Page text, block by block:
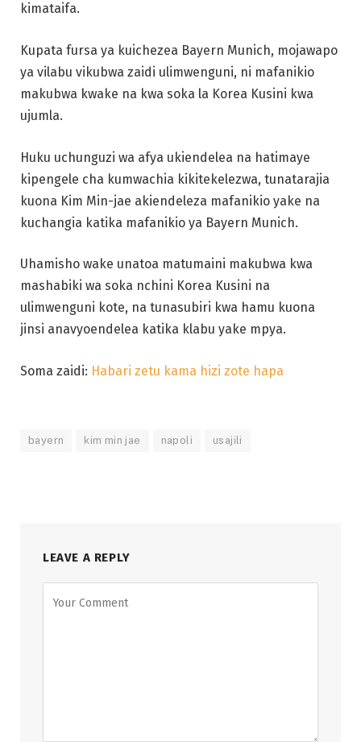
kimataifa.
Kupata fursa ya kuichezea Bayern Munich, mojawapo
ya vilabu vikubwa zaidi ulimwenguni, ni mafanikio
makubwa kwake na kwa soka la Korea Kusini kwa
ujumla.
Huku uchunguzi wa afya ukiendelea na hatimaye
kipengele cha kumwachia kikitekelezwa, tunatarajia
kuona Kim Min-jae akiendeleza mafanikio yake na
kuchangia katika mafanikio ya Bayern Munich.
Uhamisho wake unatoa matumaini makubwa kwa
mashabiki wa soka nchini Korea Kusini na
ulimwenguni kote, na tunasubiri kwa hamu kuona
jinsi anavyoendelea katika klabu yake mpya.
Soma zaidi: Habari zetu kama hizi zote hapa
bayern kim min jae napoli usajili
LEAVE A REPLY